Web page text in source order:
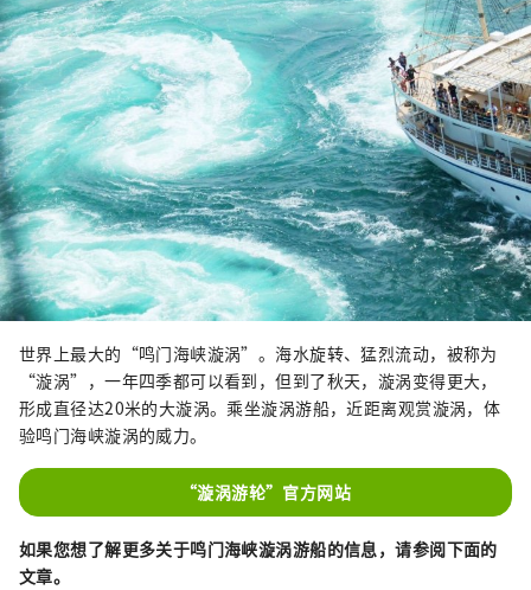
世界上最大的“鸣门海峡漩涡”。海水旋转、猛烈流动，被称为
“漩涡”，一年四季都可以看到，但到了秋天，漩涡变得更大，
形成直径达20米的大漩涡。乘坐漩涡游船，近距离观赏漩涡，体
验鸣门海峡漩涡的威力。
“漩涡游轮”官方网站
如果您想了解更多关于鸣门海峡漩涡游船的信息，请参阅下面的
文章。